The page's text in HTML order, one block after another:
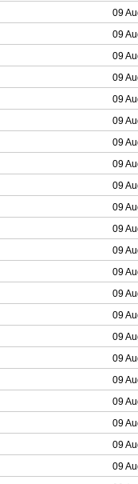
09
09
09
09
09
09
09
09
09
09
09
09
09
09
09
09
09
09
09
09
09
09